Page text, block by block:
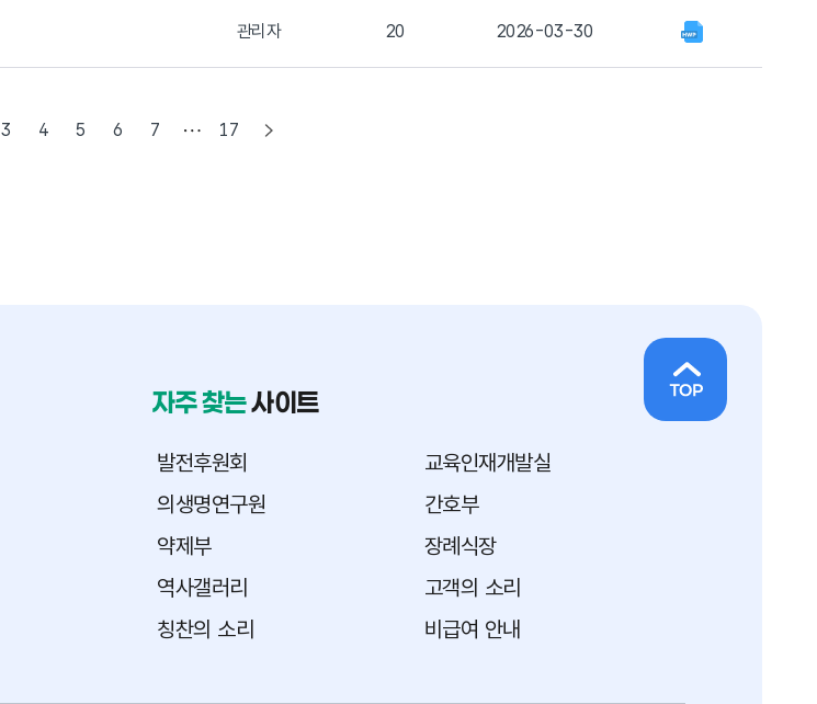
관리자 20 2026-03-30
3 4 5 6 7 17
자주 찾는사이트
발전후원회
교육인재개발실
의생명연구원
간호부
약제부
장례식장
역사갤러리
고객의 소리
칭찬의 소리
비급여 안내